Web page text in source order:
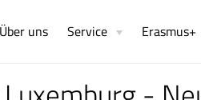
Über uns Service Erasmus+